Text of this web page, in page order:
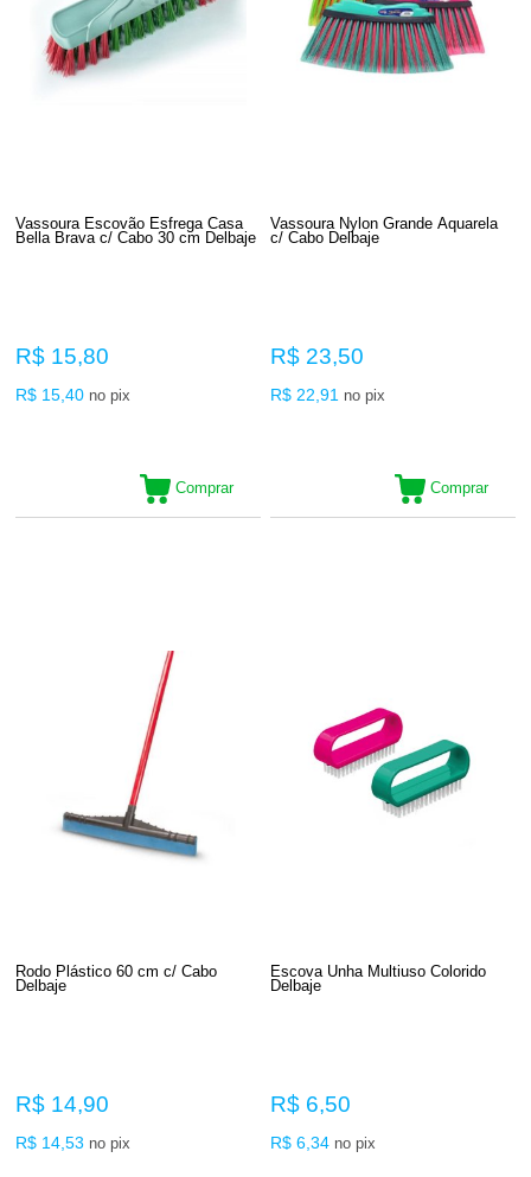
Vassoura Escovão Esfrega Casa
Bella Brava c/ Cabo 30 cm Delbaje
R$ 15,80
R$ 15,40 no pix
Comprar
Vassoura Nylon Grande Aquarela
c/ Cabo Delbaje
R$ 23,50
R$ 22,91 no pix
Comprar
Rodo Plástico 60 cm c/ Cabo
Delbaje
R$ 14,90
R$ 14,53 no pix
Escova Unha Multiuso Colorido
Delbaje
R$ 6,50
R$ 6,34 no pix